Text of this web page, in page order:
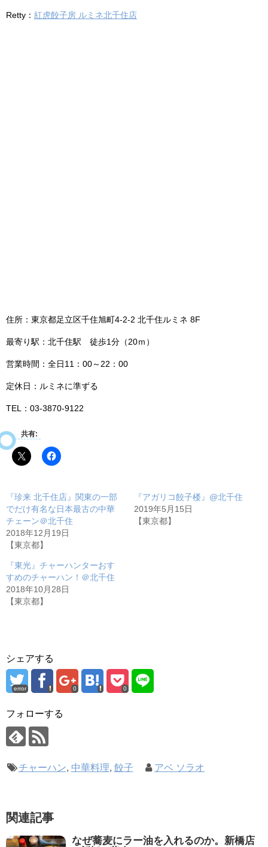
Retty： 紅虎餃子房 ルミネ北千住店
住所：東京都足立区千住旭町4‐2‐2 北千住ルミネ 8F
最寄り駅：北千住駅 徒歩1分（20ｍ）
営業時間：全日11：00～22：00
定休日：ルミネに準ずる
TEL：03‐3870‐9122
共有:
『珍来 北千住店』関東の一部
でだけ有名な日本最古の中華
チェーン＠北千住
2018年12月19日
【東京都】
『アガリコ餃子楼』@北千住
2019年5月15日
【東京都】
『東光』チャーハンターおす
すめのチャーハン！＠北千住
2018年10月28日
【東京都】
シェアする
error 0 0
フォローする
チャーハン, 中華料理, 餃子 アベ ソラオ
関連記事
なぜ蕎麦にラー油を入れるのか。新橋店